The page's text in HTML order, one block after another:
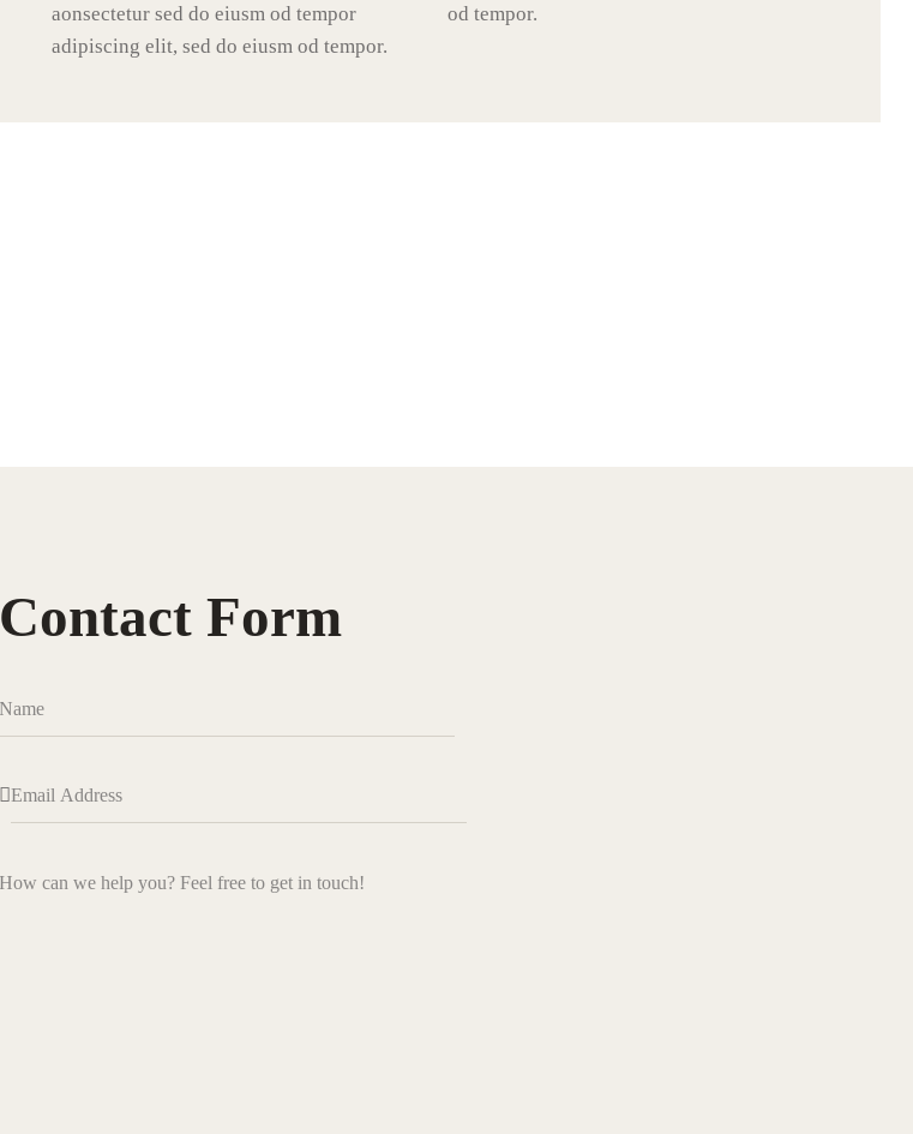
aonsectetur sed do eiusm od tempor
adipiscing elit, sed do eiusm od tempor.
od tempor.
Contact Form